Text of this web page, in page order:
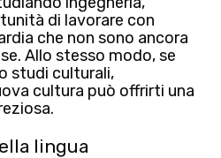
di lavorare con
che non sono ancora
Allo stesso modo, se
studi culturali,
cultura può offrirti una
lingua